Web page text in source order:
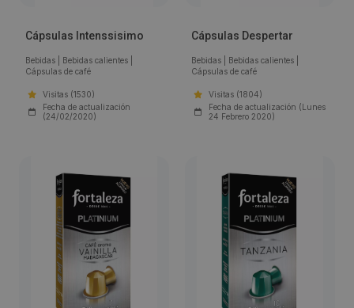
Cápsulas Intenssisimo
Bebidas Bebidas calientes
Cápsulas de café
Visitas (1530)
Fecha de actualización
(24/02/2020)
Cápsulas Despertar
Bebidas Bebidas calientes
Cápsulas de café
Visitas (1804)
Fecha de actualización (Lunes
24 Febrero 2020)